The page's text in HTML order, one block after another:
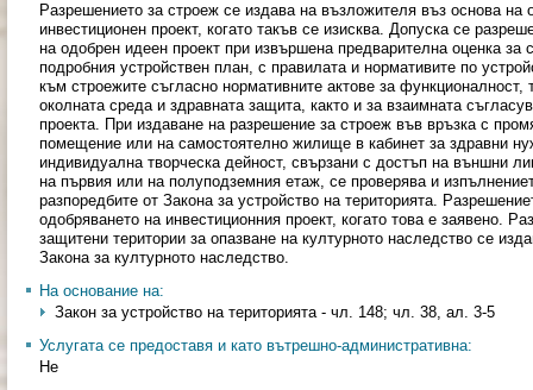
Разрешението за строеж се издава на възложителя въз основа на
инвестиционен проект, когато такъв се изисква. Допуска се
на одобрен идеен проект при извършена предварителна оценка за
подробния устройствен план, с правилата и нормативите по
към строежите съгласно нормативните актове за функционалност,
околната среда и здравната защита, както и за взаимната
проекта. При издаване на разрешение за строеж във връзка с
помещение или на самостоятелно жилище в кабинет за здравни
индивидуална творческа дейност, свързани с достъп на външни
на първия или на полуподземния етаж, се проверява и
разпоредбите от Закона за устройство на територията.
одобряването на инвестиционния проект, когато това е заявено.
защитени територии за опазване на културното наследство се
Закона за културното наследство.
На основание на:
Закон за устройство на територията - чл. 148; чл. 38, ал. 3-5
Услугата се предоставя и като вътрешно-административна:
Не